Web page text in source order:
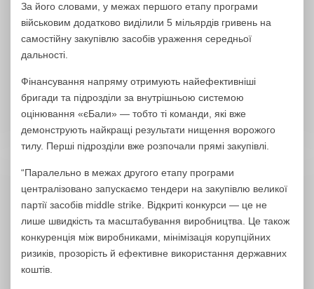
За його словами, у межах першого етапу програми
військовим додатково виділили 5 мільярдів гривень на
самостійну закупівлю засобів ураження середньої
дальності.
Фінансування напряму отримують найефективніші
бригади та підрозділи за внутрішньою системою
оцінювання «єБали» — тобто ті команди, які вже
демонструють найкращі результати нищення ворожого
тилу. Перші підрозділи вже розпочали прямі закупівлі.
“Паралельно в межах другого етапу програми
централізовано запускаємо тендери на закупівлю великої
партії засобів middle strike. Відкриті конкурси — це не
лише швидкість та масштабування виробництва. Це також
конкуренція між виробниками, мінімізація корупційних
ризиків, прозорість й ефективне використання державних
коштів.